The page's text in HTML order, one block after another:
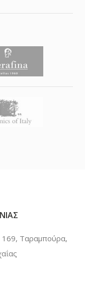
169, Ταραμπούρα,